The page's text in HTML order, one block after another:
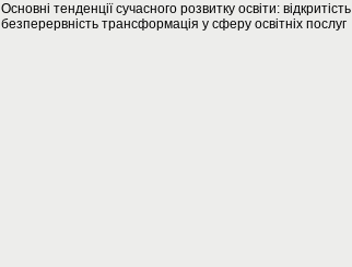
Основні тенденції сучасного розвитку освіти: відкритість
безперервність трансформація у сферу освітніх послуг